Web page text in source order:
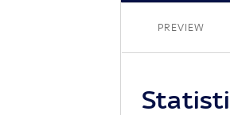
PREVIEW